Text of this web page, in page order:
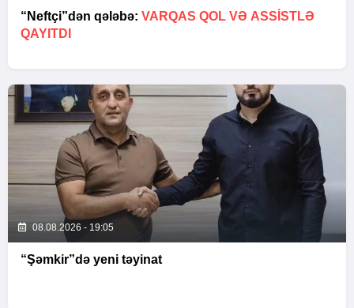
“Neftçi”dən qələbə: VARQAS QOL VƏ ASSİSTLƏ
QAYITDI
08.08.2026 - 19:05
“Şəmkir”də yeni təyinat